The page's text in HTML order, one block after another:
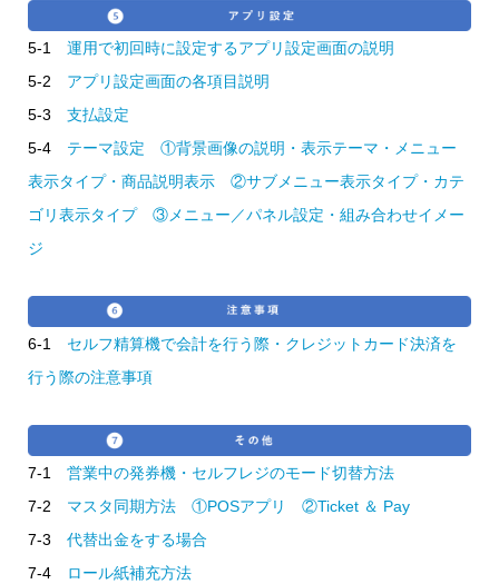
5-1 運用で初回時に設定するアプリ設定画面の説明
5-2 アプリ設定画面の各項目説明
5-3 支払設定
5-4 テーマ設定 ①背景画像の説明・表示テーマ・メニュー
表示タイプ・商品説明表示 ②サブメニュー表示タイプ・カテ
ゴリ表示タイプ ③メニュー／パネル設定・組み合わせイメー
ジ
6-1 セルフ精算機で会計を行う際・クレジットカード決済を
行う際の注意事項
7-1 営業中の発券機・セルフレジのモード切替方法
7-2 マスタ同期方法 ①POSアプリ ②Ticket ＆ Pay
7-3 代替出金をする場合
7-4
ロール紙補充方法